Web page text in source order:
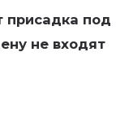
присадка под
не входят